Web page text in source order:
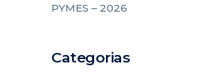
PYMES – 2026
Categorias